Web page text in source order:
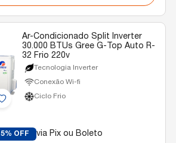
Ar-Condicionado Split Inverter
30.000 BTUs Gree G-Top Auto R-
32 Frio 220v
Tecnologia Inverter
Conexão Wi-fi
Ciclo Frio
5% OFF via Pix ou Boleto